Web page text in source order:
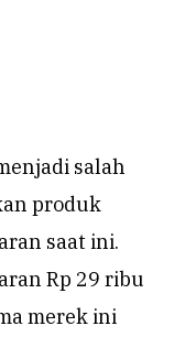
salah
produk
saat ini.
Rp 29 ribu
merek ini